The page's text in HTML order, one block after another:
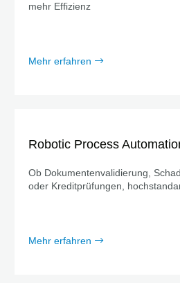
mehr Effizienz
Mehr erfahren
Robotic Process
Ob Dokumentenvalidierung,
oder Kreditprüfungen,
Mehr erfahren